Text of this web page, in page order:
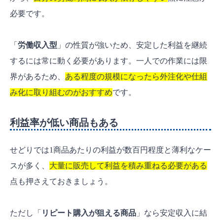
必要です。
「 労働収入型 」の性質が強いため、安定した利益を継続
するには常に動く必要があります。一人での作業には限
界があるため、 ある程度の規模になったら外注化や仕組
み化に取り組むのがおすすめです。
利益率が低い商品もある
せどりでは1商品あたりの利益が数百円程度と薄利なケー
スが多く、 大量に販売して利益を積み重ねる必要がある
点も押さえておきましょう。
ただし「 リピート購入が狙える商品 」なら安定収入に結